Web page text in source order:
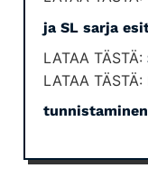
ja SL sarja
LATAA TÄSTÄ:
LATAA TÄSTÄ: